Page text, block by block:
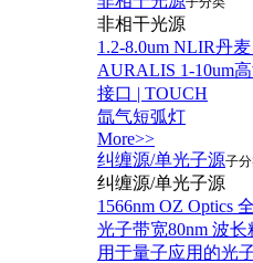
非相干光源
1.2-8.0um NLIR丹
AURALIS 1-10um
接口 | TOUCH
氙气短弧灯
More>>
纠缠源/单光子源子
纠缠源/单光子源
1566nm OZ Optics
光子带宽80nm 波长
用于量子应用的光